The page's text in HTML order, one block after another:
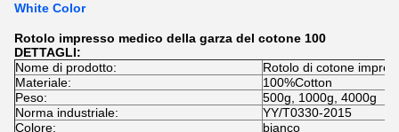
White Color
Rotolo impresso medico della garza del cotone 100
DETTAGLI:
Nome di prodotto:
Rotolo di cotone
Materiale:
100%Cotton
Peso:
500g, 1000g, 4000g
Norma industriale:
YY/T0330-2015
Colore:
bianco